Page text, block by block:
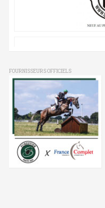
FOURNISSEURS OFFICIELS